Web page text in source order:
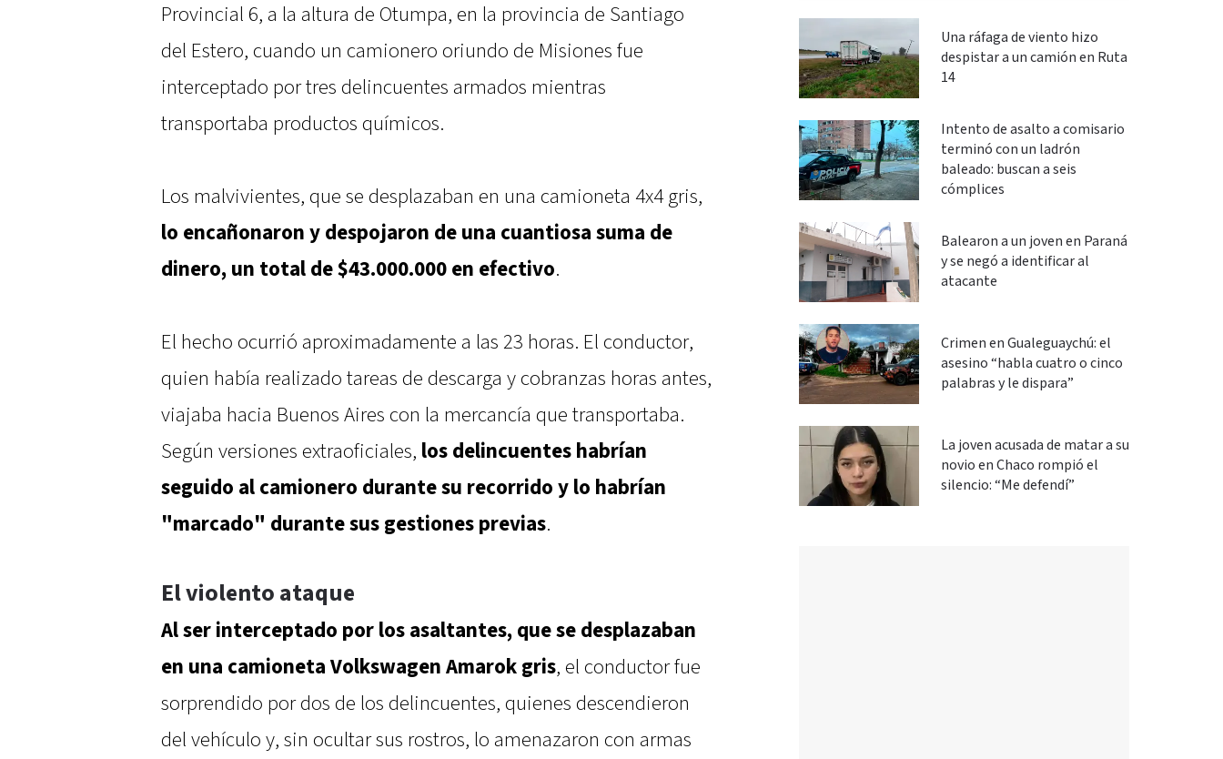
Provincial 6, a la altura de Otumpa, en la provincia de Santiago
del Estero, cuando un camionero oriundo de Misiones fue
interceptado por tres delincuentes armados mientras
transportaba productos químicos.
Los malvivientes, que se desplazaban en una camioneta 4x4 gris,
lo encañonaron y despojaron de una cuantiosa suma de
dinero, un total de $43.000.000 en efectivo.
El hecho ocurrió aproximadamente a las 23 horas. El conductor,
quien había realizado tareas de descarga y cobranzas horas antes,
viajaba hacia Buenos Aires con la mercancía que transportaba.
Según versiones extraoficiales, los delincuentes habrían
seguido al camionero durante su recorrido y lo habrían
"marcado" durante sus gestiones previas.
El violento ataque
Al ser interceptado por los asaltantes, que se desplazaban
en una camioneta Volkswagen Amarok gris, el conductor fue
sorprendido por dos de los delincuentes, quienes descendieron
del vehículo y, sin ocultar sus rostros, lo amenazaron con armas
Una ráfaga de viento hizo
despistar a un camión en Ruta
14
Intento de asalto a comisario
terminó con un ladrón
baleado: buscan a seis
cómplices
Balearon a un joven en Paraná
y se negó a identificar al
atacante
Crimen en Gualeguaychú: el
asesino “habla cuatro o cinco
palabras y le dispara”
La joven acusada de matar a su
novio en Chaco rompió el
silencio: “Me defendí”